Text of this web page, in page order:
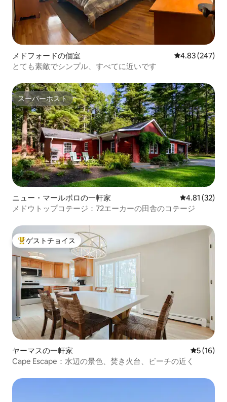
メドフォードの個室 レビュー247
4.83 (247)
とても素敵でシンプル、すべてに近いです
スーパーホスト
スーパーホスト
ニュー・マールボロの一軒家 レビュー32
4.81 (32)
メドウトップコテージ：72エーカーの田舎のコテージ
大好評のゲストチョイスです。
ゲストチョイス
ヤーマスの一軒家 レビュー
5 (16)
Cape Escape：水辺の景色、焚き火台、ビーチの近く